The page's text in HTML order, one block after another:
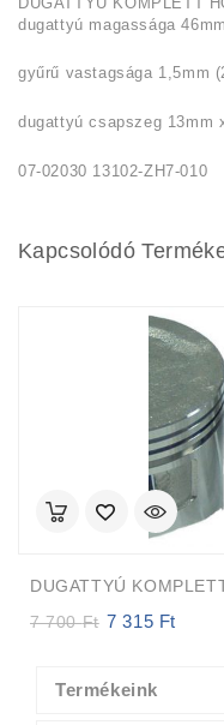
dugattyú magassága 46mm
gyűrű vastagsága 1,5mm
dugattyú csapszeg 13mm
07-02030 13102-ZH7-010
Kapcsolódó
7 700Ft Original
7
7 315 Ft
Termékeink